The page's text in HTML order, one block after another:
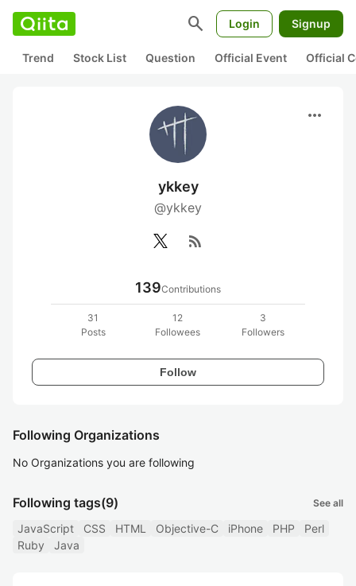
search Login Signup
Trend Stock List Question Official Event Official
more_horiz
ykkey
@ykkey
rss_feed
139Contributions
31
Posts
12
Followees
3
Followers
Follow
Following Organizations
No Organizations you are following
Following tags(9) See all
JavaScript CSS HTML Objective-C iPhone PHP
Perl
Ruby
Java